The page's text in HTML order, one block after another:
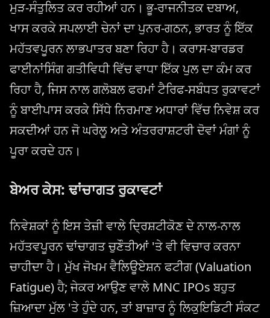
ਮੁੜ-ਸੰਤੁਲਿਤ ਕਰ ਰਹੀਆਂ ਹਨ। ਭੂ-ਰਾਜਨੀਤਕ ਦਬਾਅ,
ਖਾਸ ਕਰਕੇ ਸਪਲਾਈ ਚੇਨਾਂ ਦਾ ਪੁਨਰ-ਗਠਨ, ਭਾਰਤ ਨੂੰ ਇੱਕ
ਮਹੱਤਵਪੂਰਨ ਲਾਭਪਾਤਰ ਬਣਾ ਰਿਹਾ ਹੈ। ਕਰਾਸ-ਬਾਰਡਰ
ਫਾਈਨਾਂਸਿੰਗ ਗਤੀਵਿਧੀ ਵਿੱਚ ਵਾਧਾ ਇੱਕ ਪੁਲ ਦਾ ਕੰਮ ਕਰ
ਰਿਹਾ ਹੈ, ਜਿਸ ਨਾਲ ਗਲੋਬਲ ਫਰਮਾਂ ਟੈਰਿਫ-ਸਬੰਧਤ ਰੁਕਾਵਟਾਂ
ਨੂੰ ਬਾਈਪਾਸ ਕਰਕੇ ਸਿੱਧੇ ਨਿਰਮਾਣ ਅਧਾਰਾਂ ਵਿੱਚ ਨਿਵੇਸ਼ ਕਰ
ਸਕਦੀਆਂ ਹਨ ਜੋ ਘਰੇਲੂ ਅਤੇ ਅੰਤਰਰਾਸ਼ਟਰੀ ਦੋਵਾਂ ਮੰਗਾਂ ਨੂੰ
ਪੂਰਾ ਕਰਦੇ ਹਨ।
ਬੇਅਰ ਕੇਸ: ਢਾਂਚਾਗਤ ਰੁਕਾਵਟਾਂ
ਨਿਵੇਸ਼ਕਾਂ ਨੂੰ ਇਸ ਤੇਜ਼ੀ ਵਾਲੇ ਦ੍ਰਿਸ਼ਟੀਕੋਣ ਦੇ ਨਾਲ-ਨਾਲ
ਮਹੱਤਵਪੂਰਨ ਢਾਂਚਾਗਤ ਚੁਣੌਤੀਆਂ 'ਤੇ ਵੀ ਵਿਚਾਰ ਕਰਨਾ
ਚਾਹੀਦਾ ਹੈ। ਮੁੱਖ ਜੋਖਮ ਵੈਲਿਊਏਸ਼ਨ ਫਟੀਗ (Valuation
Fatigue) ਹੈ; ਜੇਕਰ ਆਉਣ ਵਾਲੇ MNC IPOs ਬਹੁਤ
ਜ਼ਿਆਦਾ ਮੁੱਲ 'ਤੇ ਹੁੰਦੇ ਹਨ, ਤਾਂ ਬਾਜ਼ਾਰ ਨੂੰ ਲਿਕੁਇਡਿਟੀ ਸੰਕਟ